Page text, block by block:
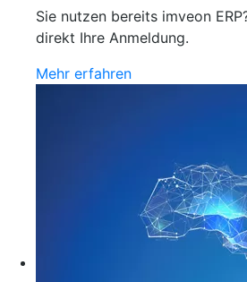
Sie nutzen bereits imveon
direkt Ihre Anmeldung.
Mehr erfahren